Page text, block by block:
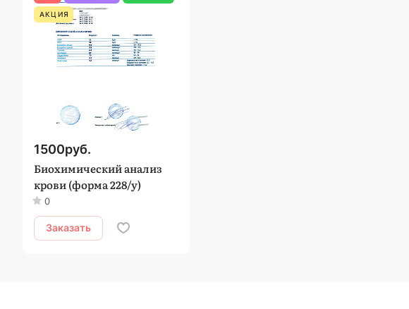
АКЦИЯ
1500руб.
Биохимический анализ
крови (форма 228/у)
0
Заказать